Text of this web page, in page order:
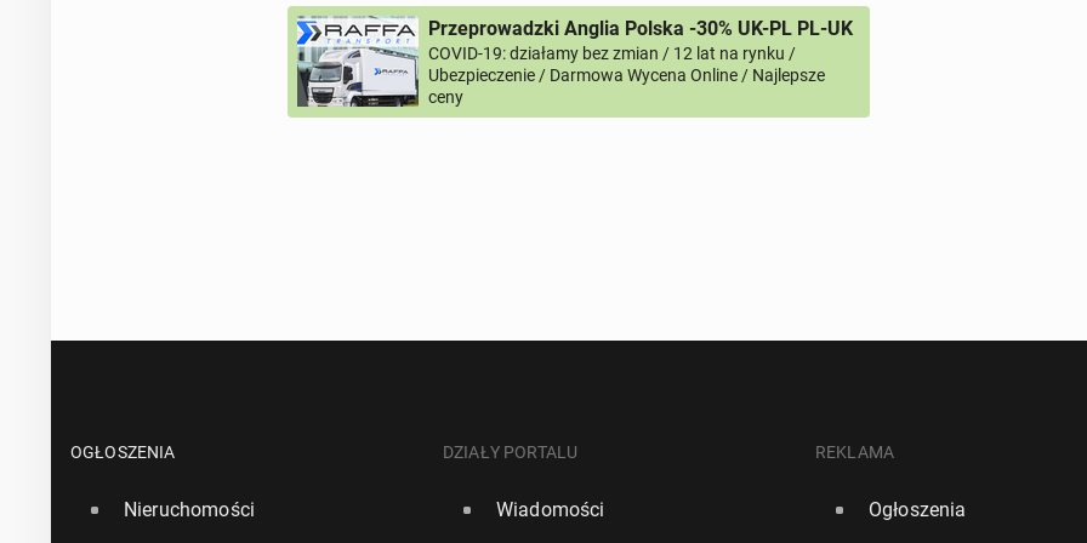
Przeprowadzki Anglia Polska -30% UK-PL PL-UK
COVID-19: działamy bez zmian / 12 lat na rynku /
Ubezpieczenie / Darmowa Wycena Online / Najlepsze
ceny
OGŁOSZENIA
Nieruchomości
DZIAŁY PORTALU
Wiadomości
REKLAMA
Ogłoszenia